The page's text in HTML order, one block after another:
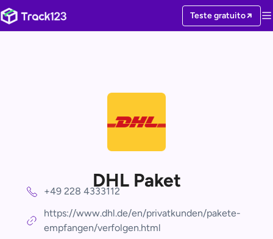
Teste gratuito
DHL Paket
+49 228 4333112
https://www.dhl.de/en/privatkunden/pakete-
empfangen/verfolgen.html